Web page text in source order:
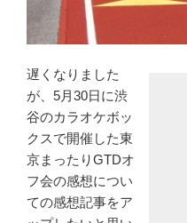
遅くなりました
が、5月30日に渋
谷のカラオケボッ
クスで開催した東
京まったりGTDオ
フ会の感想につい
ての感想記事をア